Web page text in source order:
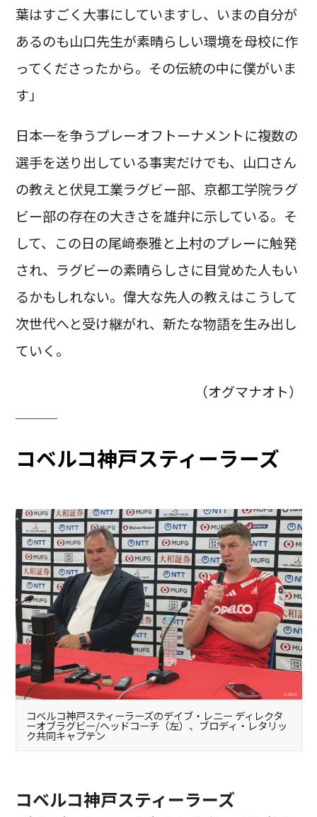
葉はすごく大事にしていますし、いまの自分が
あるのも山口先生が素晴らしい環境を母校に作
ってくださったから。その伝統の中に僕がいま
す」
日本一を争うプレーオフトーナメントに複数の
選手を送り出している事実だけでも、山口さん
の教えと伏見工業ラグビー部、京都工学院ラグ
ビー部の存在の大きさを雄弁に示している。そ
して、この日の尾﨑泰雅と上村のプレーに触発
され、ラグビーの素晴らしさに目覚めた人もい
るかもしれない。偉大な先人の教えはこうして
次世代へと受け継がれ、新たな物語を生み出し
ていく。
（オグマナオト）
コベルコ神戸スティーラーズ
コベルコ神戸スティーラーズのデイブ・レニー ディレクタ
ーオブラグビー/ヘッドコーチ（左）、ブロディ・レタリッ
ク共同キャプテン
コベルコ神戸スティーラーズ